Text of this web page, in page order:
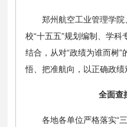
郑州航空工业管理学
校“十五五”规划编制、学
结合，从对“政绩为谁而树
悟、把准航向，以正确政绩
全面查
各地各单位严格落实“